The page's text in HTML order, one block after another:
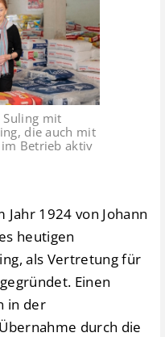
Suling mit
die auch mit
Betrieb aktiv
1924 von Johann
heutigen
als Vertretung für
Einen
in der
durch die